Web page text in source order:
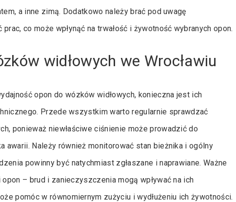
a inne zimą. Dodatkowo należy brać pod uwagę
co może wpłynąć na trwałość i żywotność wybranych opon.
widłowych we Wrocławiu
opon do wózków widłowych, konieczna jest ich
Przede wszystkim warto regularnie sprawdzać
ponieważ niewłaściwe ciśnienie może prowadzić do
Należy również monitorować stan bieżnika i ogólny
powinny być natychmiast zgłaszane i naprawiane. Ważne
– brud i zanieczyszczenia mogą wpływać na ich
pomóc w równomiernym zużyciu i wydłużeniu ich żywotności.